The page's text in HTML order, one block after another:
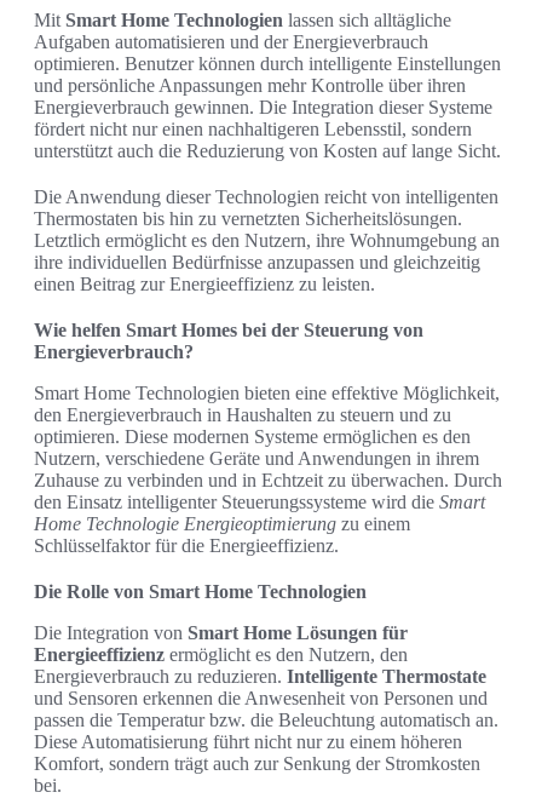
Mit Smart Home Technologien lassen sich alltägliche
Aufgaben automatisieren und der Energieverbrauch
optimieren. Benutzer können durch intelligente Einstellungen
und persönliche Anpassungen mehr Kontrolle über ihren
Energieverbrauch gewinnen. Die Integration dieser Systeme
fördert nicht nur einen nachhaltigeren Lebensstil, sondern
unterstützt auch die Reduzierung von Kosten auf lange Sicht.
Die Anwendung dieser Technologien reicht von intelligenten
Thermostaten bis hin zu vernetzten Sicherheitslösungen.
Letztlich ermöglicht es den Nutzern, ihre Wohnumgebung an
ihre individuellen Bedürfnisse anzupassen und gleichzeitig
einen Beitrag zur Energieeffizienz zu leisten.
Wie helfen Smart Homes bei der Steuerung von
Energieverbrauch?
Smart Home Technologien bieten eine effektive Möglichkeit,
den Energieverbrauch in Haushalten zu steuern und zu
optimieren. Diese modernen Systeme ermöglichen es den
Nutzern, verschiedene Geräte und Anwendungen in ihrem
Zuhause zu verbinden und in Echtzeit zu überwachen. Durch
den Einsatz intelligenter Steuerungssysteme wird die Smart
Home Technologie Energieoptimierung zu einem
Schlüsselfaktor für die Energieeffizienz.
Die Rolle von Smart Home Technologien
Die Integration von Smart Home Lösungen für
Energieeffizienz ermöglicht es den Nutzern, den
Energieverbrauch zu reduzieren. Intelligente Thermostate
und Sensoren erkennen die Anwesenheit von Personen und
passen die Temperatur bzw. die Beleuchtung automatisch an.
Diese Automatisierung führt nicht nur zu einem höheren
Komfort, sondern trägt auch zur Senkung der Stromkosten
bei.